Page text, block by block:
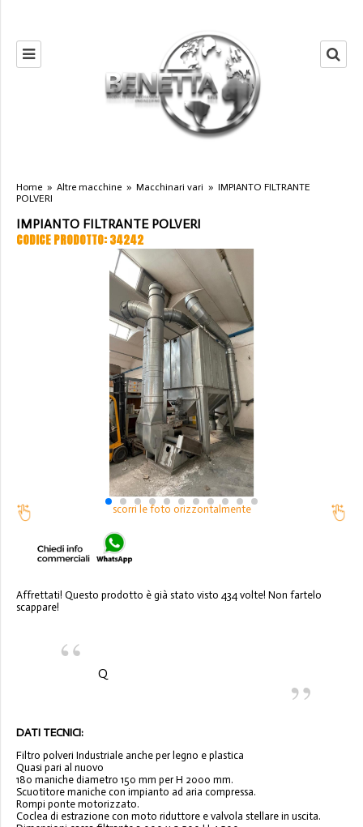
Home » Altre macchine » Macchinari vari » IMPIANTO FILTRANTE
POLVERI
IMPIANTO FILTRANTE POLVERI
CODICE PRODOTTO: 34242
scorri le foto orizzontalmente
Affrettati! Questo prodotto è già stato visto 434 volte! Non fartelo
scappare!
Q
DATI TECNICI:
Filtro polveri Industriale anche per legno e plastica
Quasi pari al nuovo
180 maniche diametro 150 mm per H 2000 mm.
Scuotitore maniche con impianto ad aria compressa.
Rompi ponte motorizzato.
Coclea di estrazione con moto riduttore e valvola stellare in uscita.